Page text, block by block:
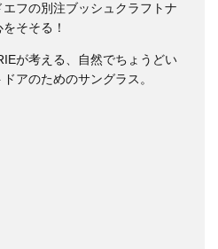
エフの別注ブッシュクラフトナ
そそる！
が考える、自然でちょうどい
アのためのサングラス。